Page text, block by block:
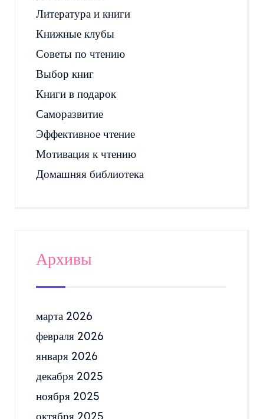
Литература и книги
Книжные клубы
Советы по чтению
Выбор книг
Книги в подарок
Саморазвитие
Эффективное чтение
Мотивация к чтению
Домашняя библиотека
Архивы
марта 2026
февраля 2026
января 2026
декабря 2025
ноября 2025
октября 2025